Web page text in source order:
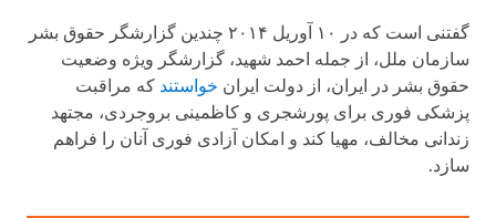
گفتنی است که در ۱۰ آوریل ۲۰۱۴ چندین گزارشگر حقوق بشر
سازمان ملل، از جمله احمد شهید، گزارشگر ویژه وضعیت
حقوق بشر در ایران، از دولت ایران خواستند که مراقبت
پزشکی فوری برای پورشجری و کاظمینی بروجردی، مجتهد
زندانی مخالف، مهیا کند و امکان آزادی فوری آنان را فراهم
سازد.